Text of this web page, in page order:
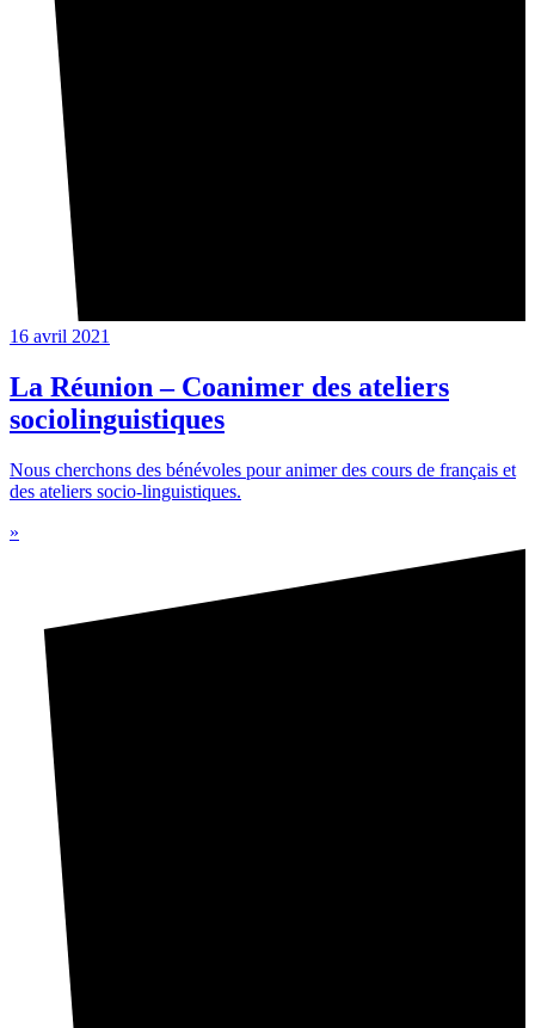
16 avril 2021
La Réunion – Coanimer des ateliers
sociolinguistiques
Nous cherchons des bénévoles pour animer des cours de français et
des ateliers socio-linguistiques.
»